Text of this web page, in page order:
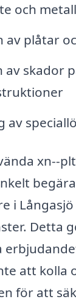
och
av plåtar
av skador
av
xn--
i
Detta
att kolla
för att